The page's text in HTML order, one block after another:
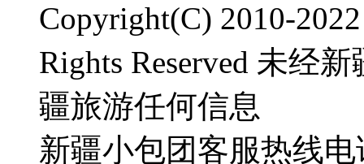
Copyright(C) 2010-
Rights Reserved 未经
疆旅游任何信息
新疆小包团客服热线电